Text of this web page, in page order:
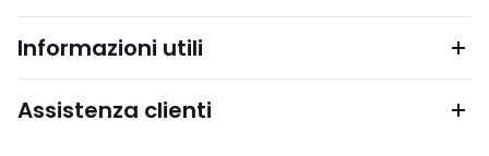
Informazioni utili
Assistenza clienti